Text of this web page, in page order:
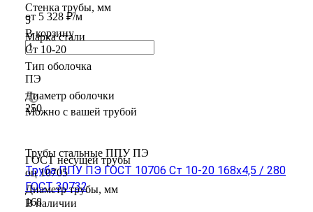
Стенка трубы, мм
5
Марка стали
Ст 10-20
Тип оболочка
ПЭ
Диаметр оболочки
250
ГОСТ несущей трубы
оц 10705
Диаметр трубы, мм
168
от 5 328 ₽/м
В корзину
Можно с вашей трубой
Трубы стальные ППУ ПЭ
Труба ППУ ПЭ ГОСТ 10706 Ст 10-20 168x4,5 / 280
ГОСТ 30732
В наличии